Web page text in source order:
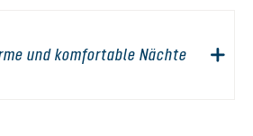
und komfortable Nächte